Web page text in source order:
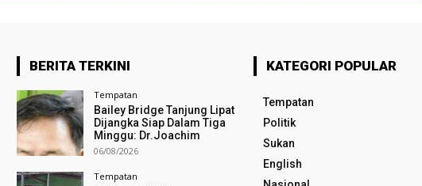
BERITA TERKINI
Tempatan
Bailey Bridge Tanjung Lipat
Dijangka Siap Dalam Tiga
Minggu: Dr.Joachim
06/08/2026
Tempatan
KATEGORI POPULAR
Tempatan
Politik
Sukan
English